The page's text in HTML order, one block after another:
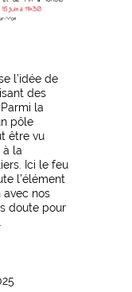
l’idée de
des
la
pôle
être vu
à la
Ici le feu
l’élément
avec nos
doute pour